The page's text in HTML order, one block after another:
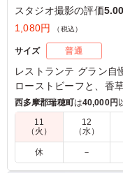
スタジオ撮影の評価5.00
1,080円
（税込）
サイズ 普通
レストランテ グラン自
ローストビーフと、香
れた12種類の副菜も魅
5.0
自家製ローストビー
み合わせは豪華で、
西多摩郡瑞穂町は40,000円
11
（火）
12
（水）
休 －